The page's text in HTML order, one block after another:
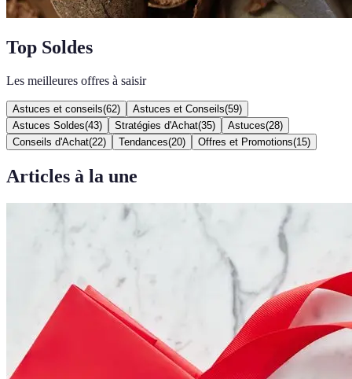
Top Soldes
Les meilleures offres à saisir
Astuces et conseils(62) Astuces et Conseils(59)
Astuces Soldes(43) Stratégies d'Achat(35) Astuces(28)
Conseils d'Achat(22) Tendances(20) Offres et Promotions(15)
Articles à la une